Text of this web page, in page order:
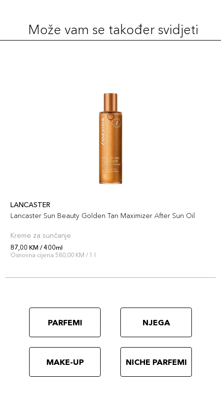
Može vam se također svidjeti
LANCASTER
Lancaster Sun Beauty Golden Tan Maximizer After Sun Oil
Kreme za sunčanje
87,00 KM / 400ml
Osnovna cijena 580,00 KM / 1 l
PARFEMI NJEGA
MAKE-UP NICHE PARFEMI